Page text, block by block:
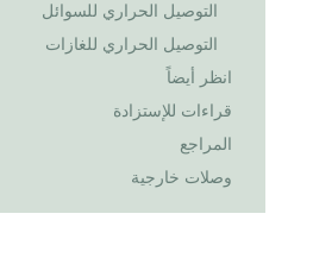
التوصيل الحراري للسوائل
التوصيل الحراري للغازات
انظر أيضاً
قراءات للإستزادة
المراجع
وصلات خارجية